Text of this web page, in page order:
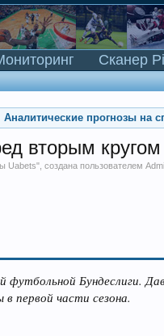
Аналитические прогнозы на
вторым кругом
Uabets", создана пользователем
Бундеслиги.
первой части сезона.
Сканер